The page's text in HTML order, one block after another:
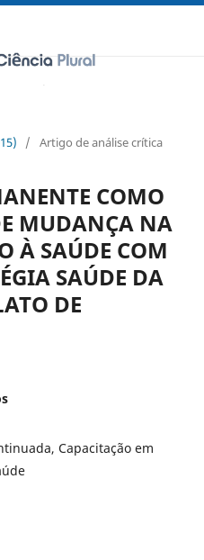
/ Artigo de análise crítica
COMO
MUDANÇA NA
À SAÚDE COM
SAÚDE DA
DE
Capacitação em